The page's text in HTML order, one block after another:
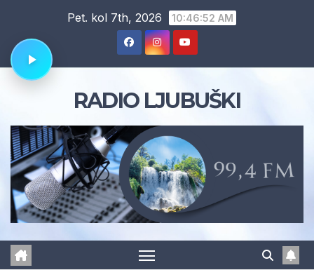
content
Pet. kol 7th, 2026 10:46:53 AM
RADIO LJUBUŠKI